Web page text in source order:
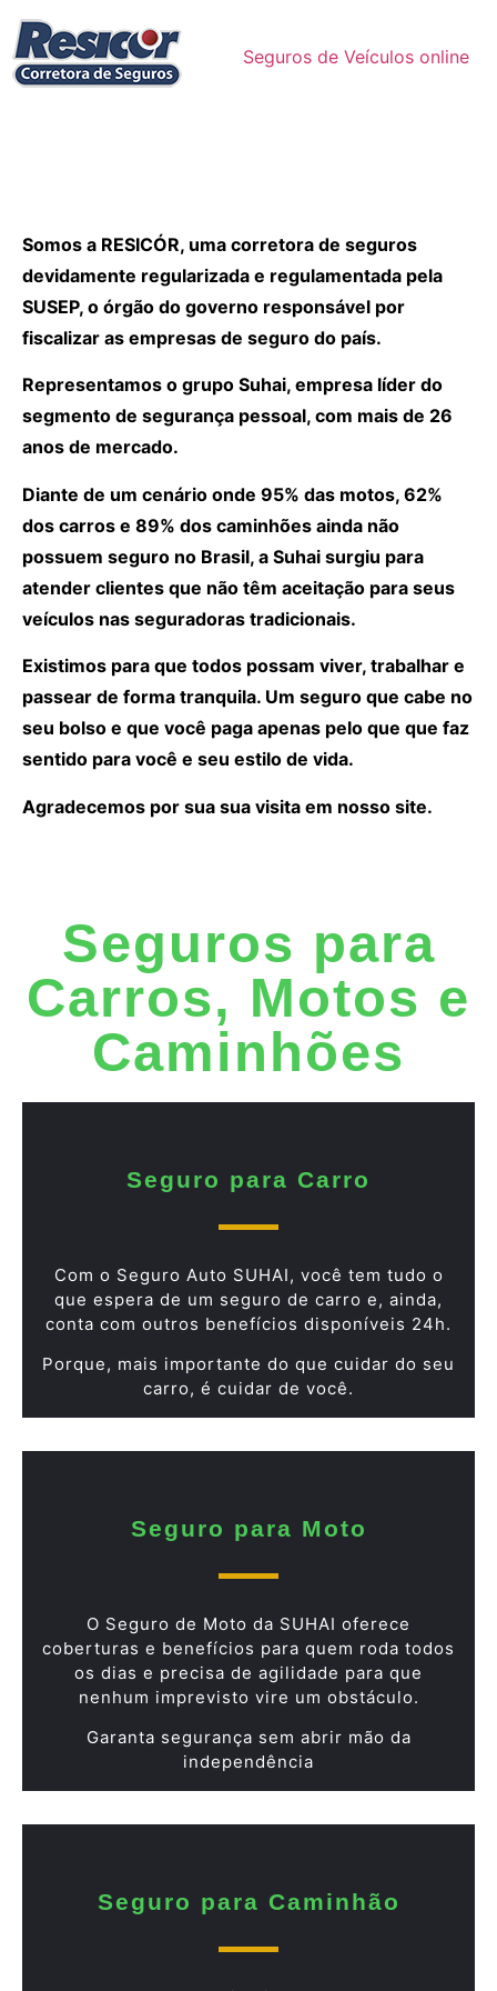
Seguros de Veículos online
Somos a RESICÓR, uma corretora de seguros
devidamente regularizada e regulamentada pela
SUSEP, o órgão do governo responsável por
fiscalizar as empresas de seguro do país.
Representamos o grupo Suhai, empresa líder do
segmento de segurança pessoal, com mais de 26
anos de mercado.
Diante de um cenário onde 95% das motos, 62%
dos carros e 89% dos caminhões ainda não
possuem seguro no Brasil, a Suhai surgiu para
atender clientes que não têm aceitação para seus
veículos nas seguradoras tradicionais.
Existimos para que todos possam viver, trabalhar e
passear de forma tranquila. Um seguro que cabe no
seu bolso e que você paga apenas pelo que que faz
sentido para você e seu estilo de vida.
Agradecemos por sua sua visita em nosso site.
Seguros para
Carros, Motos e
Caminhões
Seguro para Carro
Com o Seguro Auto SUHAI, você tem tudo o
que espera de um seguro de carro e, ainda,
conta com outros benefícios disponíveis 24h.
Porque, mais importante do que cuidar do seu
carro, é cuidar de você.
Seguro para Moto
O Seguro de Moto da SUHAI oferece
coberturas e benefícios para quem roda todos
os dias e precisa de agilidade para que
nenhum imprevisto vire um obstáculo.
Garanta segurança sem abrir mão da
independência
Seguro para Caminhão